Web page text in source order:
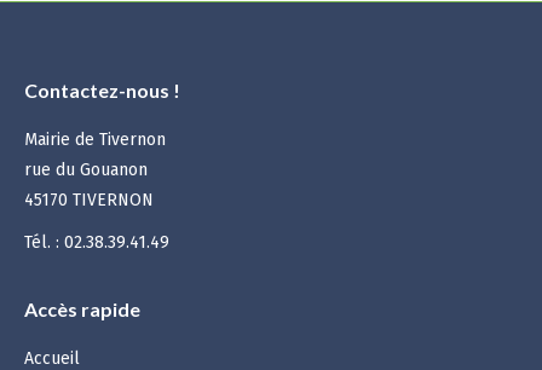
Contactez-nous !
Mairie de Tivernon
rue du Gouanon
45170 TIVERNON
Tél. : 02.38.39.41.49
Accès rapide
Accueil